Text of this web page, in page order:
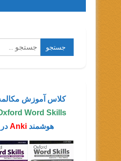
جستجو
برای:
کلاس آموزش
Word Skills
هوشمند Anki در